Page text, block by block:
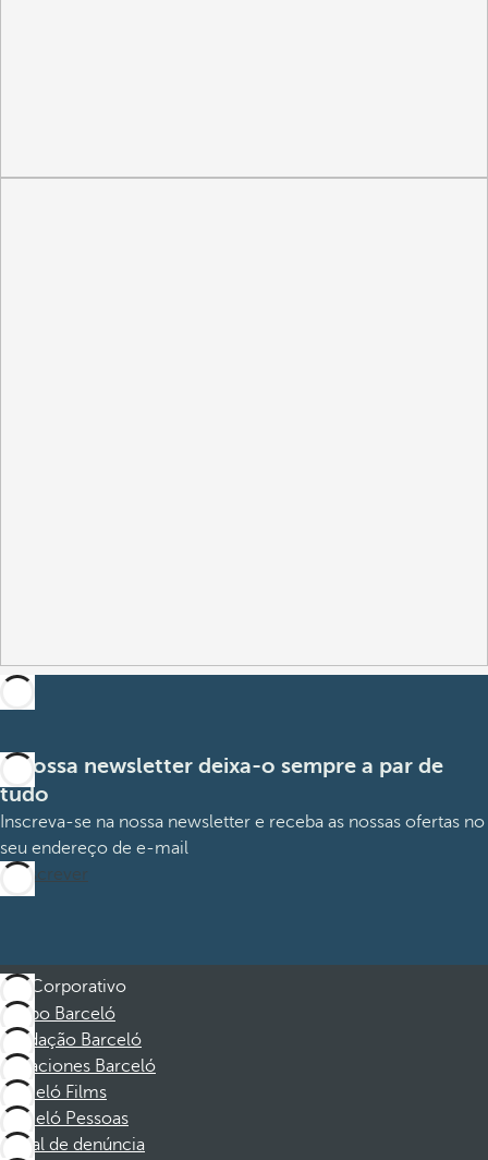
A nossa newsletter deixa-o sempre a par de
tudo
Inscreva-se na nossa newsletter e receba as nossas ofertas no
seu endereço de e-mail
Subscrever
Corporativo
Grupo Barceló
Fundação Barceló
Vacaciones Barceló
Barceló Films
Barceló Pessoas
Canal de denúncia